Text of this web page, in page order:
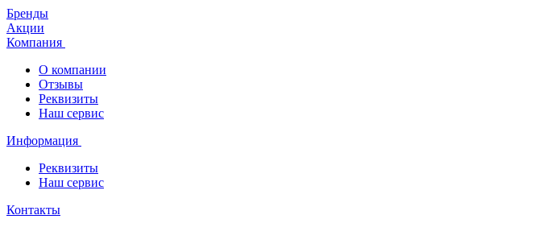
Бренды
Акции
Компания
О компании
Отзывы
Реквизиты
Наш сервис
Информация
Реквизиты
Наш сервис
Контакты